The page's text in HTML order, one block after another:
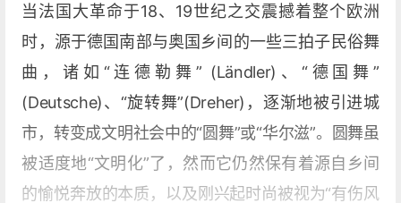
当法国大革命于18、19世纪之交震撼着整个欧洲
时，源于德国南部与奥国乡间的一些三拍子民俗舞
曲，诸如“连德勒舞” (Ländler)、“德国舞”
(Deutsche)、“旋转舞”(Dreher)，逐渐地被引进城
市，转变成文明社会中的“圆舞”或“华尔滋”。圆舞虽
被适度地“文明化”了，然而它仍然保有着源自乡间
的愉悦奔放的本质，以及刚兴起时尚被视为“有伤风